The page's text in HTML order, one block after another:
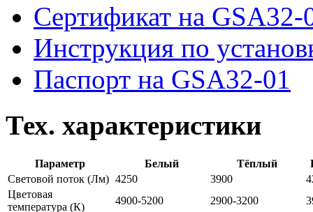
Сертификат на GSA32-
Инструкция по
Паспорт на GSA32-01
Тех. характеристики
Параметр Белый Тёплый
Световой поток (Лм) 4250 3900
Цветовая
температура (К)
4900-5200 2900-3200